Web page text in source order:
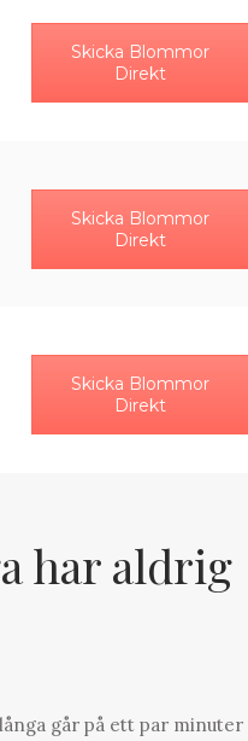
Skicka Blommor
Direkt
Skicka Blommor
Direkt
Skicka Blommor
Direkt
har aldrig
går på ett par minuter